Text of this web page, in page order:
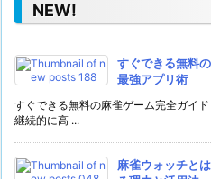
NEW!
すぐできる無料
最強アプリ術
すぐできる無料の麻雀ゲーム完全ガイ
継続的に高 ...
麻雀ウォッチと